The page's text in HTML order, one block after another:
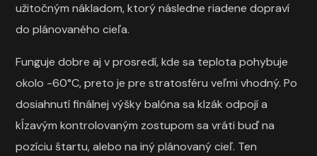
užitočným nákladom, ktorý následne riadene dopraví
do plánovaného cieľa.
Funguje dobre aj v prosredí, kde sa teplota pohybuje
okolo -60°C, preto je pre stratosféru veľmi vhodný. Po
dosiahnutí finálnej výšky balóna sa klzák odpojí a
kĺzavým kontrolovaným zostupom sa vráti buď na
pozíciu štartu, alebo na iný plánovaný cieľ. Ten